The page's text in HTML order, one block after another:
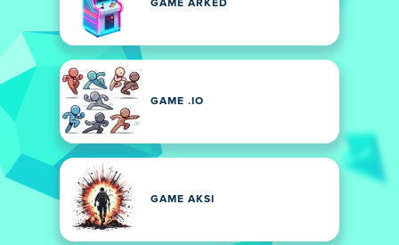
GAME ARKED
GAME .IO
GAME AKSI